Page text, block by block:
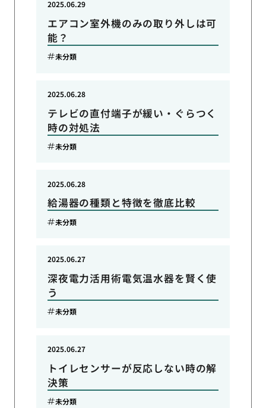
エアコン室外機のみの取り外しは可
能？
2025.06.29
未分類
テレビの直付端子が緩い・ぐらつく
時の対処法
2025.06.28
未分類
給湯器の種類と特徴を徹底比較
2025.06.28
未分類
深夜電力活用術電気温水器を賢く使
う
2025.06.27
未分類
トイレセンサーが反応しない時の解
決策
2025.06.27
未分類